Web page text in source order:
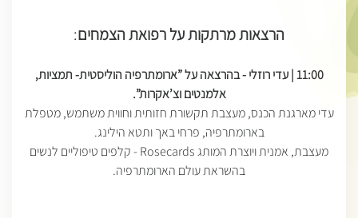
הרצאות מרתקות על רפואת הצמחים:
11:00 | עדי רוזלי - בהרצאה על ”ארומתרפיה הוליסטית- תמציות,
אלמנטים וצ’אקרות”.
עדי מארגנת הכנס, מעצבת תקשורת חזותית וחווית משתמש, מטפלת
בארומתרפיה, פרחי באך ותטא הילינג.
מעצבת, אמנית ויוצרת המותג Rosecards - קלפים טיפוליים לנשים
בהשראת עולם הארומתרפיה.